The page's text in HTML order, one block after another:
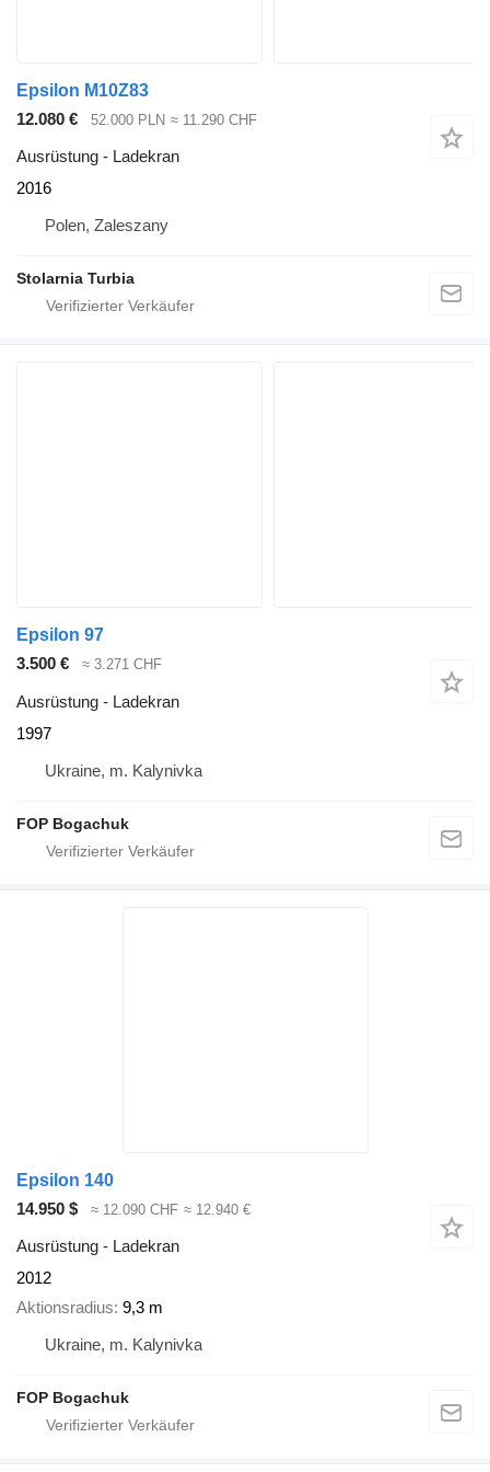
Epsilon M10Z83
12.080 €
52.000 PLN ≈ 11.290 CHF
Ausrüstung - Ladekran
2016
Polen, Zaleszany
Stolarnia Turbia
Epsilon 97
3.500 €
≈ 3.271 CHF
Ausrüstung - Ladekran
1997
Ukraine, m. Kalynivka
FOP Bogachuk
Epsilon 140
14.950 $
≈ 12.090 CHF ≈ 12.940 €
Ausrüstung - Ladekran
2012
Aktionsradius 9,3 m
Ukraine, m. Kalynivka
FOP Bogachuk